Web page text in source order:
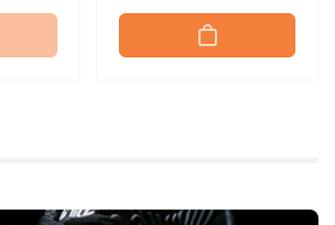
habitual